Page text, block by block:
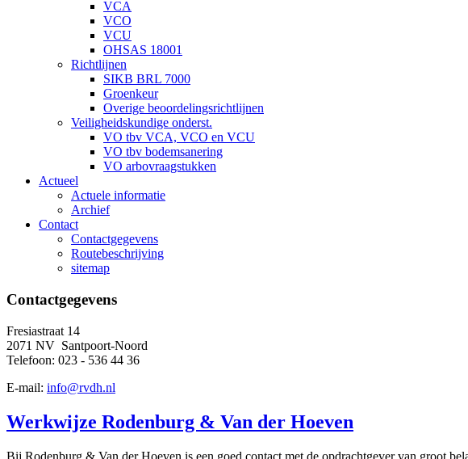
VCA
VCO
VCU
OHSAS 18001
Richtlijnen
SIKB BRL 7000
Groenkeur
Overige beoordelingsrichtlijnen
Veiligheidskundige onderst.
VO tbv VCA, VCO en VCU
VO tbv bodemsanering
VO arbovraagstukken
Actueel
Actuele informatie
Archief
Contact
Contactgegevens
Routebeschrijving
sitemap
Contactgegevens
Fresiastraat 14
2071 NV Santpoort-Noord
Telefoon: 023 - 536 44 36
E-mail: info@rvdh.nl
Werkwijze Rodenburg & Van der Hoeven
Bij Rodenburg & Van der Hoeven is een goed contact met de opdrachtgever van groot